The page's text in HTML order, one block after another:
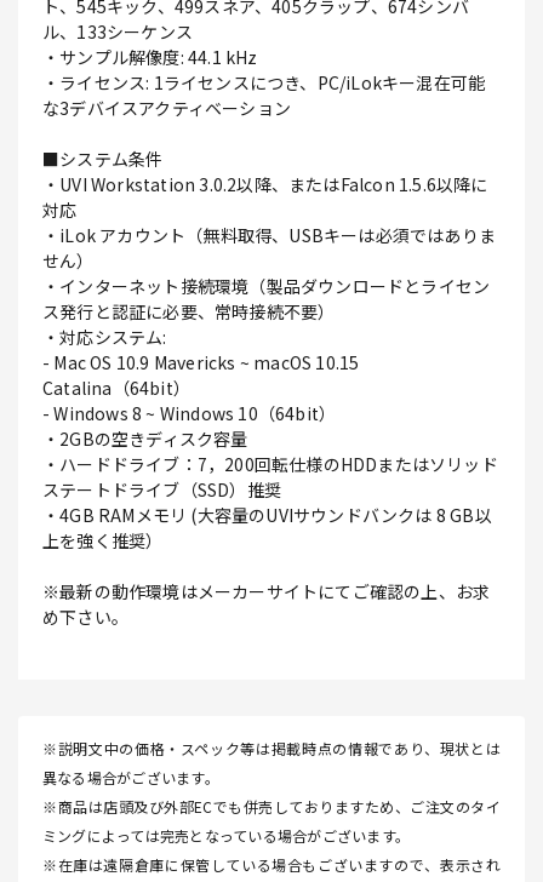
ト、545キック、499スネア、405クラップ、674シンバ
ル、133シーケンス
・サンプル解像度: 44.1 kHz
・ライセンス: 1ライセンスにつき、PC/iLokキー混在可能
な3デバイスアクティベーション
■システム条件
・UVI Workstation 3.0.2以降、またはFalcon 1.5.6以降に
対応
・iLok アカウント（無料取得、USBキーは必須ではありま
せん）
・インターネット接続環境（製品ダウンロードとライセン
ス発行と認証に必要、常時接続不要）
・対応システム:
- Mac OS 10.9 Mavericks ~ macOS 10.15
Catalina（64bit）
- Windows 8 ~ Windows 10（64bit）
・2GBの空きディスク容量
・ハードドライブ：7，200回転仕様のHDDまたはソリッド
ステートドライブ（SSD）推奨
・4GB RAMメモリ (大容量のUVIサウンドバンクは 8 GB以
上を強く推奨）
※最新の動作環境はメーカーサイトにてご確認の上、お求
め下さい。
※説明文中の価格・スペック等は掲載時点の情報であり、現状とは
異なる場合がございます。
※商品は店頭及び外部ECでも併売しておりますため、ご注文のタイ
ミングによっては完売となっている場合がございます。
※在庫は遠隔倉庫に保管している場合もございますので、表示され